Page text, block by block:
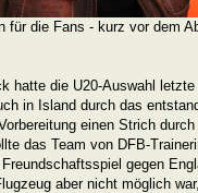
für die Fans - kurz vor dem
hatte die U20-Auswahl
in Island durch das
einen Strich
das Team von DFB-
gegen
aber nicht möglich